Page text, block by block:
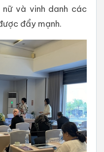
và vinh danh các
đẩy mạnh.